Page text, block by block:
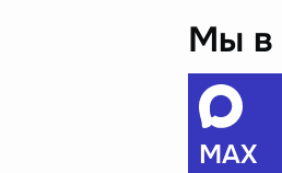
Мы в
MAX